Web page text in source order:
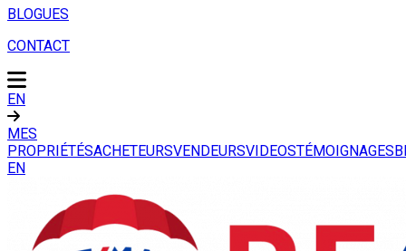
BLOGUES
CONTACT
EN
MES
PROPRIÉTÉSACHETEURSVENDEURSVIDEOSTÉMOIGNAGES
EN